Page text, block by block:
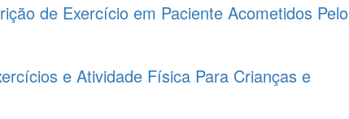
de Exercício em Paciente Acometidos Pelo
e Atividade Física Para Crianças e